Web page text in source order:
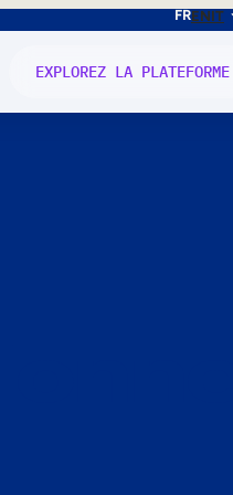
FRENIT
EXPLOREZ LA PLATEFORME